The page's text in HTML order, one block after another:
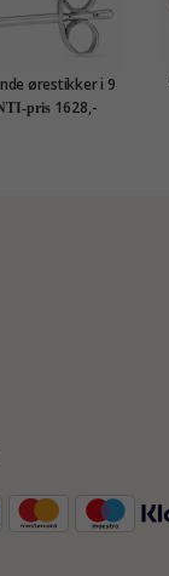
ørestikker i 9
gull med zirkon
pris 1628,-